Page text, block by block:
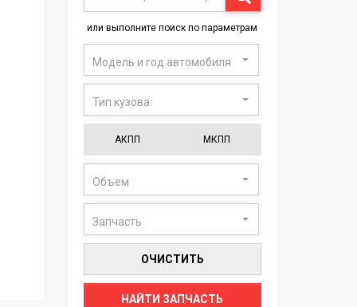
или выполните поиск по параметрам
Модель и год автомобиля
Тип кузова
АКПП МКПП
Объем
Запчасть
ОЧИСТИТЬ
НАЙТИ ЗАПЧАСТЬ